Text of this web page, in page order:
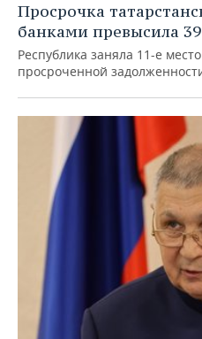
Просрочка
банками превысила
Республика заняла 11-е
просроченной